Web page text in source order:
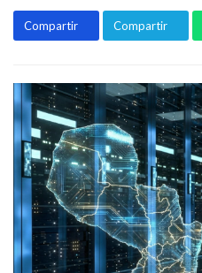
Compartir Compartir